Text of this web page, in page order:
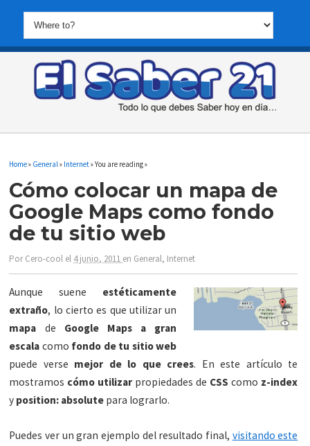
Home» General » Internet» You are reading »
Cómo colocar un mapa de
Google Maps como fondo
de tu sitio web
PorCero-cool el 4 junio, 2011 en General, Internet
Aunque suene estéticamente
extraño, lo cierto es que utilizar un
mapa de Google Maps
a gran
escala como fondo de tu sitio web
puede verse mejor de lo que crees. En este artículo te
mostramos cómo utilizar propiedades de CSScomo z-index
y position: absolute para lograrlo.
Puedes ver un gran ejemplo del resultado final, visitando este